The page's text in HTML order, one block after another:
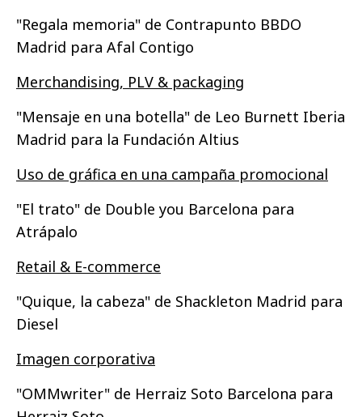
"Regala memoria" de Contrapunto BBDO
Madrid para Afal Contigo
Merchandising, PLV & packaging
"Mensaje en una botella" de Leo Burnett Iberia
Madrid para la Fundación Altius
Uso de gráfica en una campaña promocional
"El trato" de Double you Barcelona para
Atrápalo
Retail & E-commerce
"Quique, la cabeza" de Shackleton Madrid para
Diesel
Imagen corporativa
"OMMwriter" de Herraiz Soto Barcelona para